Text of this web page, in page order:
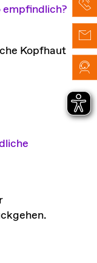
empfindlich?
Kopfhaut